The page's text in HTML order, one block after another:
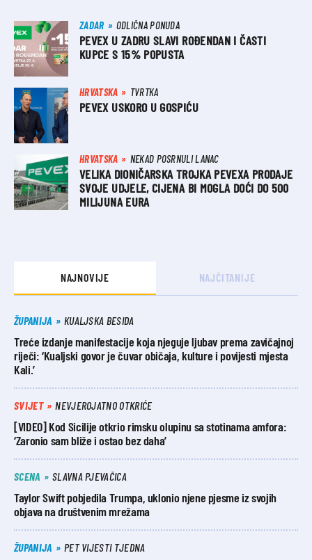
ZADAR ODLIČNA PONUDA
PEVEX U ZADRU SLAVI ROĐENDAN I ČASTI
KUPCE S 15% POPUSTA
HRVATSKA TVRTKA
PEVEX USKORO U GOSPIĆU
HRVATSKA NEKAD POSRNULI LANAC
VELIKA DIONIČARSKA TROJKA PEVEXA PRODAJE
SVOJE UDJELE, CIJENA BI MOGLA DOĆI DO 500
MILIJUNA EURA
NAJNOVIJE NAJČITANIJE
ŽUPANIJA KUALJSKA BESIDA
Treće izdanje manifestacije koja njeguje ljubav prema zavičajnoj
riječi: ‘Kualjski govor je čuvar običaja, kulture i povijesti mjesta
Kali.’
SVIJET NEVJEROJATNO OTKRIĆE
[VIDEO] Kod Sicilije otkrio rimsku olupinu sa stotinama amfora:
‘Zaronio sam bliže i ostao bez daha’
SCENA SLAVNA PJEVAČICA
Taylor Swift pobjedila Trumpa, uklonio njene pjesme iz svojih
objava na društvenim mrežama
ŽUPANIJA PET VIJESTI TJEDNA